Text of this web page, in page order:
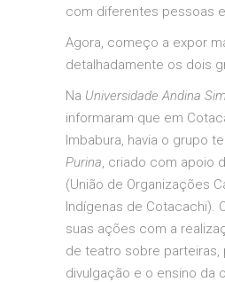
com diferentes pessoas
Agora, começo a expor
detalhadamente os dois
Na Universidade Andina
informaram que em
Imbabura, havia o grupo
Purina, criado com apoio
(União de Organizações
Indígenas de Cotacachi).
suas ações com a
de teatro sobre parteiras,
divulgação e o ensino da